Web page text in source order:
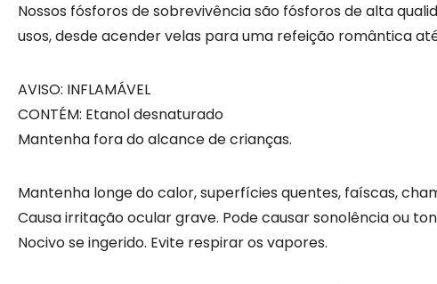
Nossos fósforos de sobrevivência são fósforos de alta
usos, desde acender velas para uma refeição romântica
AVISO: INFLAMÁVEL
CONTÉM: Etanol desnaturado
Mantenha fora do alcance de crianças.
Mantenha longe do calor, superfícies quentes, faíscas,
Causa irritação ocular grave. Pode causar sonolência ou
Nocivo se ingerido. Evite respirar os vapores.